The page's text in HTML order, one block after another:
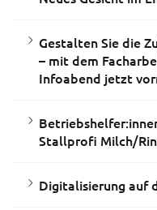
Gestalten Sie die
– mit dem
Infoabend jetzt
Stallprofi Milch/
Digitalisierung auf